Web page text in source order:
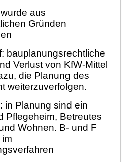
aus
Gründen
bauplanungsrechtliche
Verlust von KfW-Mittel
die Planung des
weiterzuverfolgen.
in Planung sind ein
Pflegeheim, Betreutes
Wohnen. B- und F